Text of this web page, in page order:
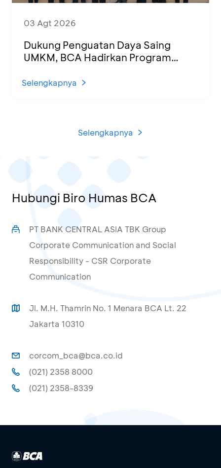
03 Agt 2026
Dukung Penguatan Daya Saing
UMKM, BCA Hadirkan Program
di KCU Tanjung Priok
Selengkapnya
Selengkapnya
Hubungi Biro Humas BCA
PT BANK CENTRAL ASIA TBK Group
Corporate Communication and Social
Responsibility - CSR Corporate
Communication
Jl. M.H. Thamrin No. 1 Menara BCA Lt. 22
Jakarta 10310
corcom_bca@bca.co.id
(021) 2358 8000
(021) 2358-8339